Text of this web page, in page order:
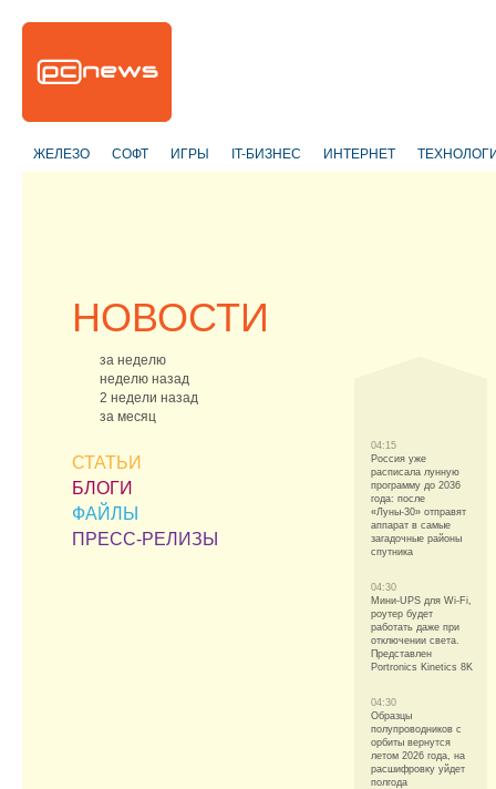
ЖЕЛЕЗО СОФТ ИГРЫ IT-БИЗНЕС ИНТЕРНЕТ
НОВОСТИ
за неделю
неделю назад
2 недели назад
за месяц
СТАТЬИ
БЛОГИ
ФАЙЛЫ
ПРЕСС-РЕЛИЗЫ
04:15
Россия уже
расписала лунную
программу до 2036
года: после
«Луны-30» отправят
аппарат в самые
загадочные районы
спутника
04:30
Мини-UPS для Wi-Fi,
роутер будет
работать даже при
отключении света.
Представлен
Portronics Kinetics 8K
04:30
Образцы
полупроводников с
орбиты вернутся
летом 2026 года, на
расшифровку уйдет
полгода